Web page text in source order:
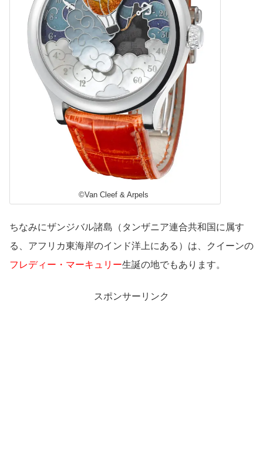
©Van Cleef & Arpels
ちなみにザンジバル諸島（タンザニア連合共和国に属す
る、アフリカ東海岸のインド洋上にある）は、クイーンの
フレディー・マーキュリー生誕の地でもあります。
スポンサーリンク